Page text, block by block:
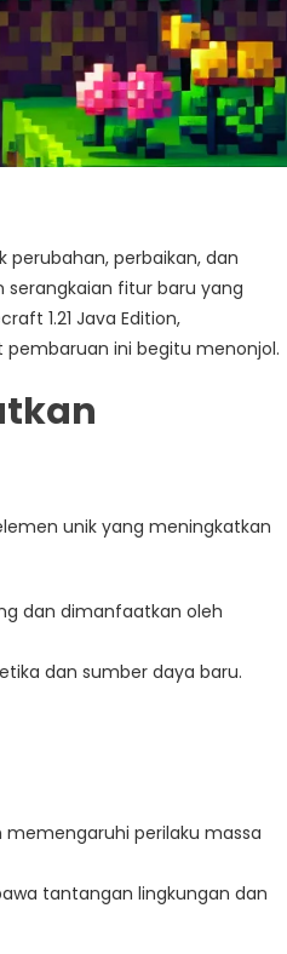
perbaikan, dan
serangkaian fitur baru yang
1.21 Java Edition,
ini begitu menonjol.
unik yang meningkatkan
dan dimanfaatkan oleh
dan sumber daya baru.
perilaku massa
tantangan lingkungan dan